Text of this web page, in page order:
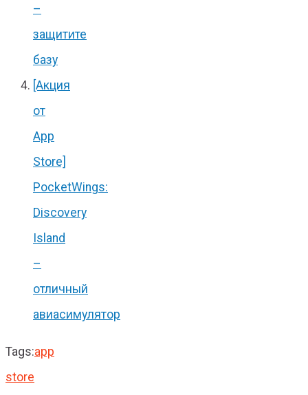
–
защитите
базу
[Акция
от
App
Store]
PocketWings:
Discovery
Island
–
отличный
авиасимулятор
Tags:app
store